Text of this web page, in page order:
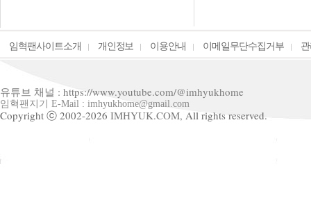
임혁팬사이트소개 개인정보 이용안내 이메일무단수집거부
유튜브 채널 : https://www.youtube.com/@imhyukhome
임혁팬지기 E-Mail : imhyukhome@gmail.com
Copyright ⓒ 2002-2026 IMHYUK.COM, All rights reserved.